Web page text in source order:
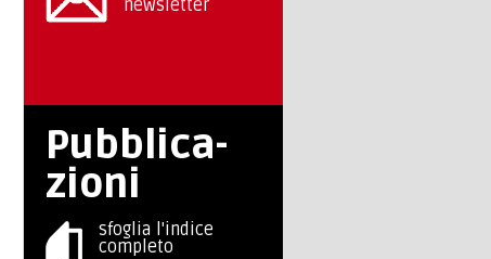
newsletter
Pubblica-
zioni
sfoglia l'indice
completo